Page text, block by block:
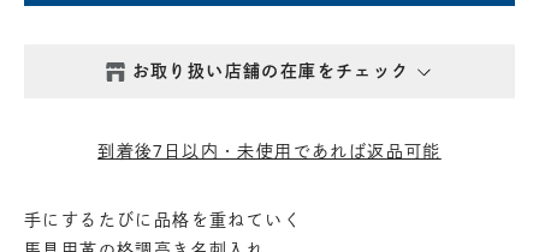
お取り扱い店舗の在庫をチェック
到着後7日以内・未使用であれば返品可能
手にするたびに品格を重ねていく